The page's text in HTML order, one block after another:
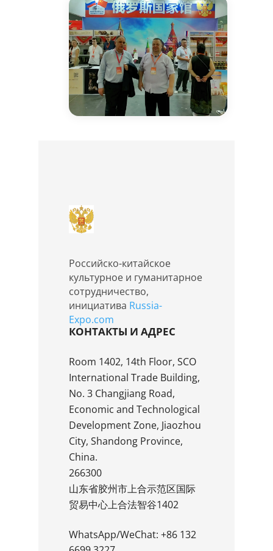
Российско-китайское
культурное и гуманитарное
сотрудничество,
инициатива Russia-
Expo.com
КОНТАКТЫ И АДРЕС
Room 1402, 14th Floor, SCO
International Trade Building,
No. 3 Changjiang Road,
Economic and Technological
Development Zone, Jiaozhou
City, Shandong Province,
China.
266300
山东省胶州市上合示范区国际
贸易中心上合法智谷1402
WhatsApp/WeChat: +86 132